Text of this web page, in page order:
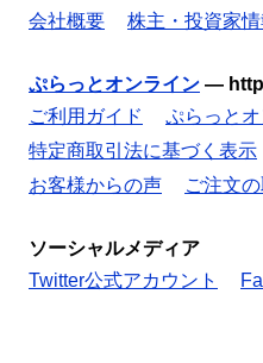
会社概要
株主・投資家情
ぷらっとオンライン —
ご利用ガイド
ぷらっと
特定商取引法に基づく表示
お客様からの声
ご注文
ソーシャルメディア
Twitter公式アカウント